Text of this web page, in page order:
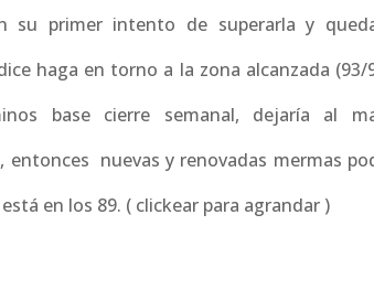
su primer intento de superarla y
haga en torno a la zona alcanzada (93/
base cierre semanal, dejaría al
nuevas y renovadas mermas
en los 89. ( clickear para agrandar )